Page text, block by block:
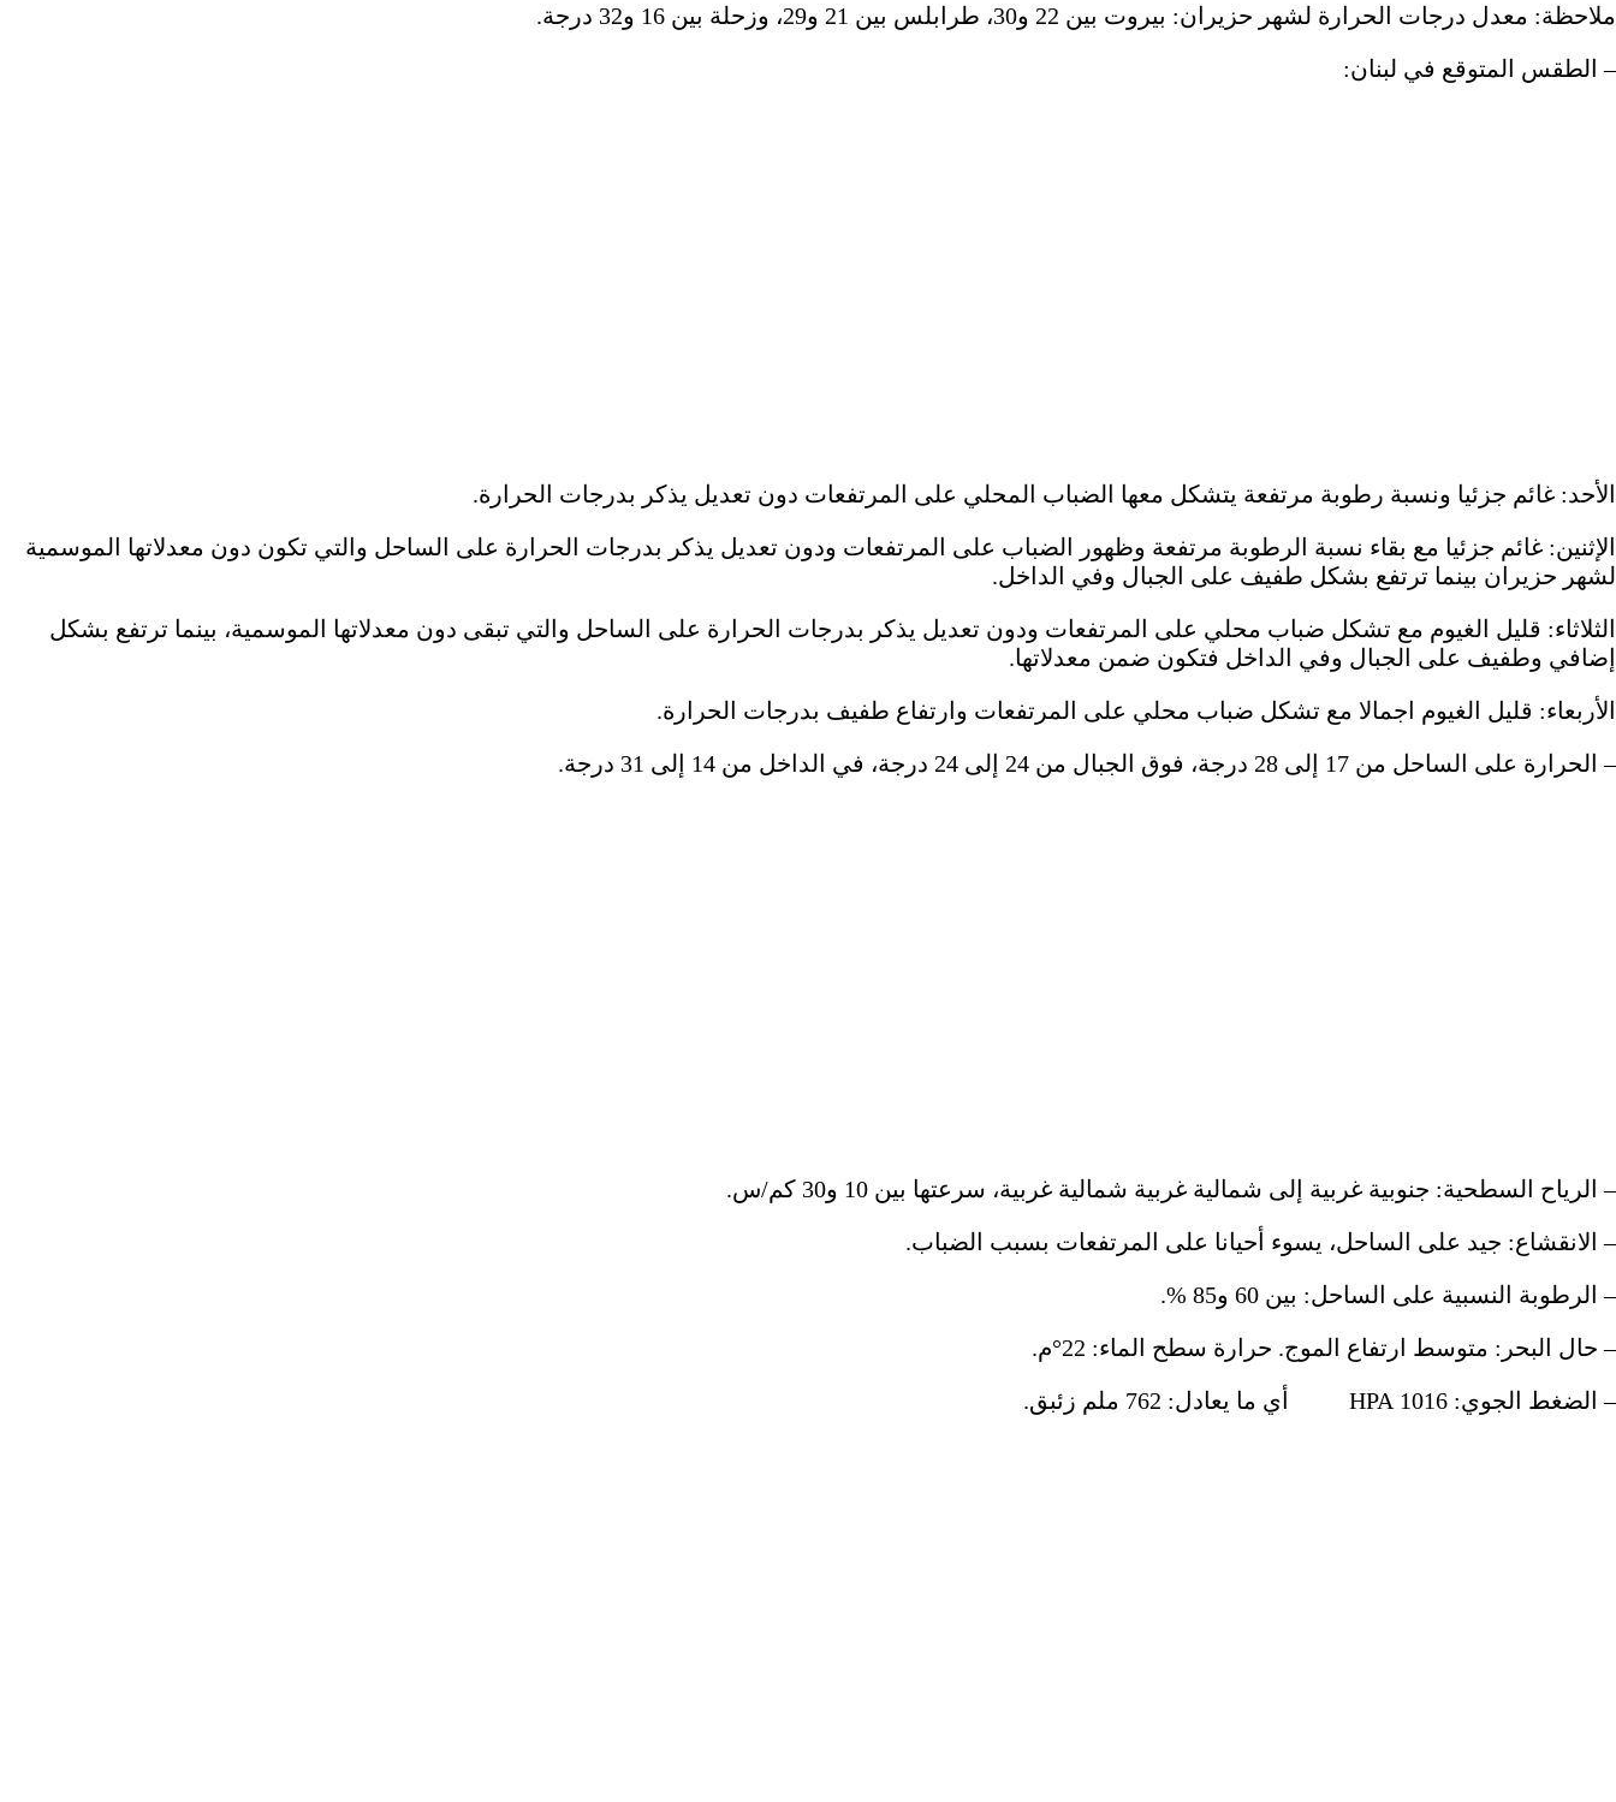
ملاحظة: معدل درجات الحرارة لشهر حزيران: بيروت بين 22 و30، طرابلس بين 21 و29، وزحلة بين 16 و32 درجة.
– الطقس المتوقع في لبنان:
الأحد: غائم جزئيا ونسبة رطوبة مرتفعة يتشكل معها الضباب المحلي على المرتفعات دون تعديل يذكر بدرجات الحرارة.
الإثنين: غائم جزئيا مع بقاء نسبة الرطوبة مرتفعة وظهور الضباب على المرتفعات ودون تعديل يذكر بدرجات الحرارة على الساحل والتي تكون دون معدلاتها الموسمية
لشهر حزيران بينما ترتفع بشكل طفيف على الجبال وفي الداخل.
الثلاثاء: قليل الغيوم مع تشكل ضباب محلي على المرتفعات ودون تعديل يذكر بدرجات الحرارة على الساحل والتي تبقى دون معدلاتها الموسمية، بينما ترتفع بشكل
إضافي وطفيف على الجبال وفي الداخل فتكون ضمن معدلاتها.
الأربعاء: قليل الغيوم اجمالا مع تشكل ضباب محلي على المرتفعات وارتفاع طفيف بدرجات الحرارة.
– الحرارة على الساحل من 17 إلى 28 درجة، فوق الجبال من 24 إلى 24 درجة، في الداخل من 14 إلى 31 درجة.
– الرياح السطحية: جنوبية غربية إلى شمالية غربية شمالية غربية، سرعتها بين 10 و30 كم/س.
– الانقشاع: جيد على الساحل، يسوء أحيانا على المرتفعات بسبب الضباب.
– الرطوبة النسبية على الساحل: بين 60 و85 %.
– حال البحر: متوسط ارتفاع الموج. حرارة سطح الماء: 22°م.
– الضغط الجوي: 1016 HPA أي ما يعادل: 762 ملم زئبق.